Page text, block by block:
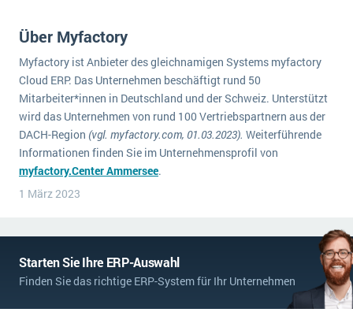
Über Myfactory
Myfactory ist Anbieter des gleichnamigen Systems myfactory
Cloud ERP. Das Unternehmen beschäftigt rund 50
Mitarbeiter*innen in Deutschland und der Schweiz. Unterstützt
wird das Unternehmen von rund 100 Vertriebspartnern aus der
DACH-Region (vgl. myfactory.com, 01.03.2023). Weiterführende
Informationen finden Sie im Unternehmensprofil von
myfactory.Center Ammersee.
1 März 2023
Starten Sie Ihre ERP-Auswahl
Finden Sie das richtige ERP-System für Ihr Unternehmen